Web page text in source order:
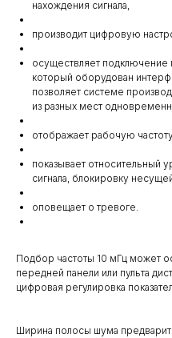
нахождения сигнала,
производит цифровую
осуществляет
который оборудован
позволяет системе
из разных мест
отображает рабочую
показывает относительный
сигнала, блокировку
оповещает о тревоге.
Подбор частоты 10 мГц может
передней панели или пульта
цифровая регулировка
Ширина полосы шума